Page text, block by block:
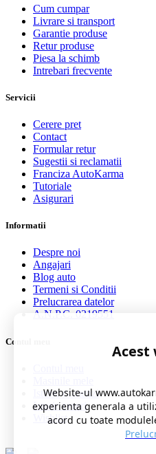
Cum cumpar
Livrare si transport
Garantie produse
Retur produse
Piesa la schimb
Intrebari frecvente
Servicii
Cerere pret
Contact
Formular retur
Sugestii si reclamatii
Franciza AutoKarma
Tutoriale
Asigurari
Informatii
Despre noi
Angajari
Blog auto
Termeni si Conditii
Prelucrarea datelor
A.N.P.C. 0219551
Contul meu
Istoric comenzi
Istoric cereri
Wishlist
Acest
Website-ul
experienta generala a
acord cu toate